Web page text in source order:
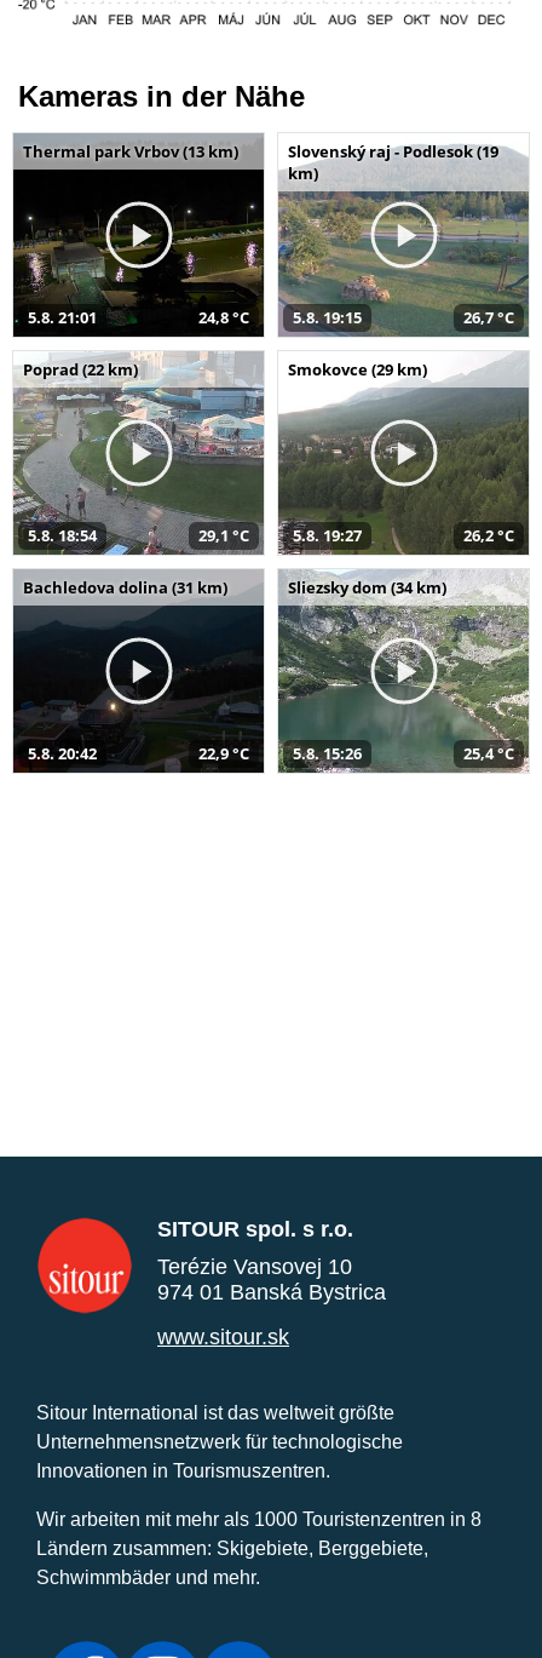
Kameras in der Nähe
Thermal park Vrbov (13 km)
5.8. 21:01 24,8 °C
Slovenský raj - Podlesok (19
km)
5.8. 19:15 26,7 °C
Poprad (22 km)
5.8. 18:54 29,1 °C
Smokovce (29 km)
5.8. 19:27 26,2 °C
Bachledova dolina (31 km)
5.8. 20:42 22,9 °C
Sliezsky dom (34 km)
5.8. 15:26 25,4 °C
SITOUR spol. s r.o.
Terézie Vansovej 10
974 01 Banská Bystrica
www.sitour.sk
Sitour International ist das weltweit größte
Unternehmensnetzwerk für technologische
Innovationen in Tourismuszentren.
Wir arbeiten mit mehr als 1000 Touristenzentren in 8
Ländern zusammen: Skigebiete, Berggebiete,
Schwimmbäder und mehr.